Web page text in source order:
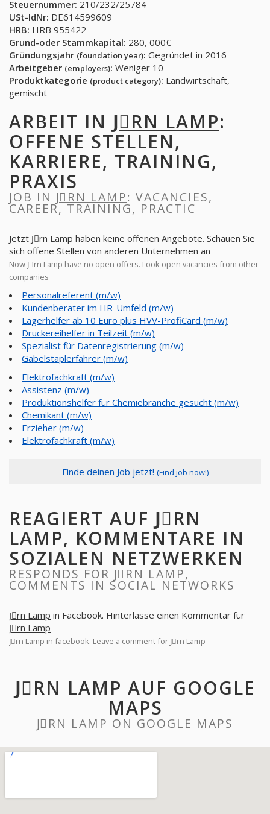
Steuernummer: 210/232/25784
USt-IdNr: DE614599609
HRB: HRB 955422
Grund-oder Stammkapital: 280, 000€
Gründungsjahr (foundation year): Gegründet in 2016
Arbeitgeber (employers): Weniger 10
Produktkategorie (product category): Landwirtschaft,
gemischt
ARBEIT IN JِRN LAMP:
OFFENE STELLEN,
KARRIERE, TRAINING,
PRAXIS
JOB IN JِRN LAMP: VACANCIES,
CAREER, TRAINING, PRACTIC
Jetzt Jِrn Lamp haben keine offenen Angebote. Schauen Sie
sich offene Stellen von anderen Unternehmen an
Now Jِrn Lamp have no open offers. Look open vacancies from other
companies
Personalreferent (m/w)
Kundenberater im HR-Umfeld (m/w)
Lagerhelfer ab 10 Euro plus HVV-ProfiCard (m/w)
Druckereihelfer in Teilzeit (m/w)
Spezialist für Datenregistrierung (m/w)
Gabelstaplerfahrer (m/w)
Elektrofachkraft (m/w)
Assistenz (m/w)
Produktionshelfer für Chemiebranche gesucht (m/w)
Chemikant (m/w)
Erzieher (m/w)
Elektrofachkraft (m/w)
Finde deinen Job jetzt! (Find job now!)
REAGIERT AUF JِRN
LAMP, KOMMENTARE IN
SOZIALEN NETZWERKEN
RESPONDS FOR JِRN LAMP,
COMMENTS IN SOCIAL NETWORKS
Jِrn Lamp in Facebook. Hinterlasse einen Kommentar für
Jِrn Lamp
Jِrn Lamp in facebook. Leave a comment for Jِrn Lamp
JِRN LAMP AUF GOOGLE
MAPS
JِRN LAMP ON GOOGLE MAPS